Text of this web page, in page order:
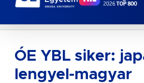
ÓE YBL siker:
lengyel-magyar